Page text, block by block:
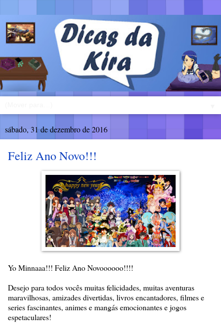
sábado, 31 de dezembro de 2016
Feliz Ano Novo!!!
Yo Minnaaa!!! Feliz Ano Novoooooo!!!!
Desejo para todos vocês muitas felicidades, muitas aventuras
maravilhosas, amizades divertidas, livros encantadores, filmes e
series fascinantes, animes e mangás emocionantes e jogos
espetaculares!